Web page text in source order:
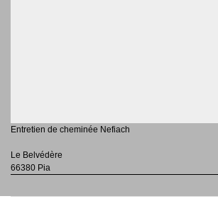
Entretien de cheminée Nefiach
Le Belvédère
66380 Pia